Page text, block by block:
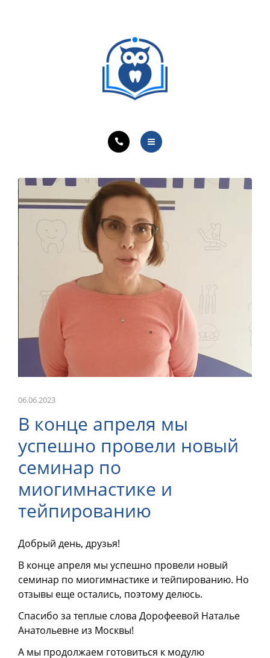
ЛЕЧЕБНАЯ ДЕЯТЕЛЬНОСТЬ
НОВОСТИ
ОБУЧЕНИЕ ВРАЧЕЙ
ЛЕЧЕБНАЯ ДЕЯТЕЛЬНОСТЬ
ОНЛАЙН-КУРСЫ
КОНТАКТЫ
06.06.2023
В конце апреля мы
успешно провели новый
семинар по
миогимнастике и
тейпированию
Добрый день, друзья!
В конце апреля мы успешно провели новый
семинар по миогимнастике и тейпированию. Но
отзывы еще остались, поэтому делюсь.
Спасибо за теплые слова Дорофеевой Наталье
Анатольевне из Москвы!
А мы продолжаем готовиться к модулю